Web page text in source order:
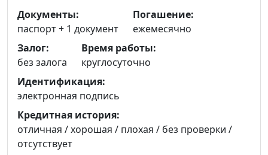
Документы:
паспорт + 1 документ
Погашение:
ежемесячно
Залог:
без залога
Время работы:
круглосуточно
Идентификация:
электронная подпись
Кредитная история:
отличная / хорошая / плохая / без проверки /
отсутствует